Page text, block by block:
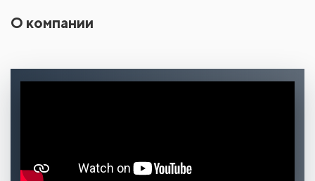
О компании